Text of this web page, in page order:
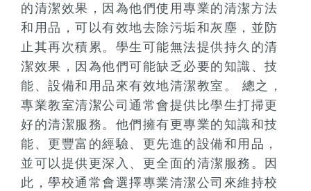
的清潔效果，因為他們使用專業的清潔方法
和用品，可以有效地去除污垢和灰塵，並防
止其再次積累。學生可能無法提供持久的清
潔效果，因為他們可能缺乏必要的知識、技
能、設備和用品來有效地清潔教室。 總之，
專業教室清潔公司通常會提供比學生打掃更
好的清潔服務。他們擁有更專業的知識和技
能、更豐富的經驗、更先進的設備和用品，
並可以提供更深入、更全面的清潔服務。因
此，學校通常會選擇專業清潔公司來維持校